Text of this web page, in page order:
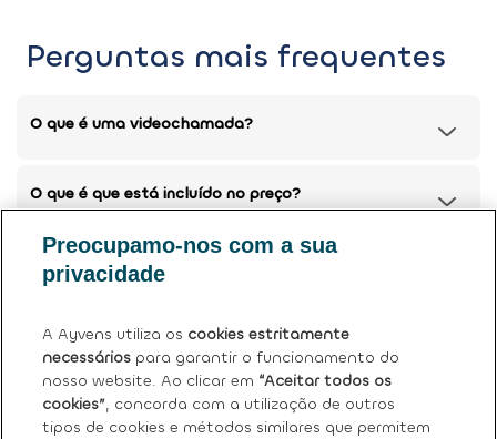
Perguntas mais frequentes
O que é uma videochamada?
O que é que está incluído no preço?
Posso devolver o meu carro atual?
Tem mais dúvidas?Ver perguntas frequentes (FAQ)
Preocupamo-nos com a sua
privacidade
A Ayvens utiliza os cookies estritamente
necessários para garantir o funcionamento do
nosso website. Ao clicar em “Aceitar todos os
cookies”, concorda com a utilização de outros
tipos de cookies e métodos similares que permitem